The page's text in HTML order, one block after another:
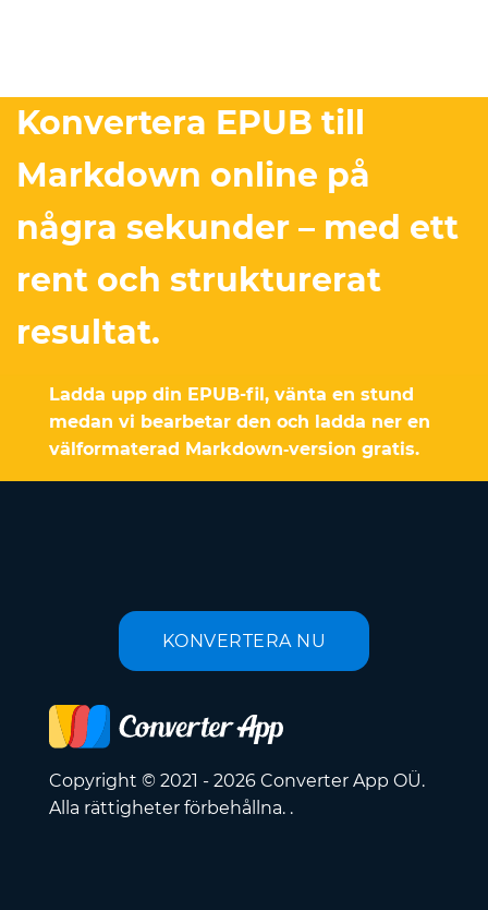
Konvertera EPUB till
Markdown online på
några sekunder – med ett
rent och strukturerat
resultat.
Ladda upp din EPUB-fil, vänta en stund
medan vi bearbetar den och ladda ner en
välformaterad Markdown‑version gratis.
KONVERTERA NU
Copyright © 2021 - 2026 Converter App OÜ.
Alla rättigheter förbehållna. .